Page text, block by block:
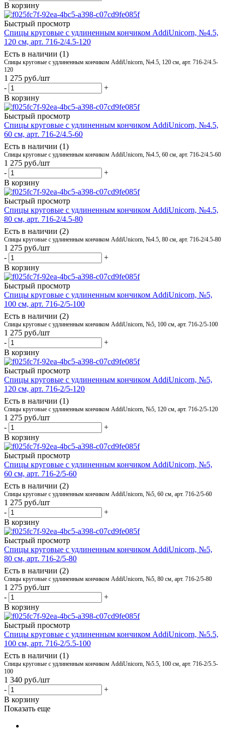
В корзину
Быстрый просмотр
Спицы круговые с удлиненным кончиком AddiUnicorn, №4.5,
120 см, арт. 716-2/4.5-120
Есть в наличии (1)
Спицы круговые с удлиненным кончиком AddiUnicorn, №4.5, 120 см, арт. 716-2/4.5-
120
1 275 руб./шт
-
+
В корзину
Быстрый просмотр
Спицы круговые с удлиненным кончиком AddiUnicorn, №4.5,
60 см, арт. 716-2/4.5-60
Есть в наличии (1)
Спицы круговые с удлиненным кончиком AddiUnicorn, №4.5, 60 см, арт. 716-2/4.5-60
1 275 руб./шт
-
+
В корзину
Быстрый просмотр
Спицы круговые с удлиненным кончиком AddiUnicorn, №4.5,
80 см, арт. 716-2/4.5-80
Есть в наличии (2)
Спицы круговые с удлиненным кончиком AddiUnicorn, №4.5, 80 см, арт. 716-2/4.5-80
1 275 руб./шт
-
+
В корзину
Быстрый просмотр
Спицы круговые с удлиненным кончиком AddiUnicorn, №5,
100 см, арт. 716-2/5-100
Есть в наличии (2)
Спицы круговые с удлиненным кончиком AddiUnicorn, №5, 100 см, арт. 716-2/5-100
1 275 руб./шт
-
+
В корзину
Быстрый просмотр
Спицы круговые с удлиненным кончиком AddiUnicorn, №5,
120 см, арт. 716-2/5-120
Есть в наличии (1)
Спицы круговые с удлиненным кончиком AddiUnicorn, №5, 120 см, арт. 716-2/5-120
1 275 руб./шт
-
+
В корзину
Быстрый просмотр
Спицы круговые с удлиненным кончиком AddiUnicorn, №5,
60 см, арт. 716-2/5-60
Есть в наличии (2)
Спицы круговые с удлиненным кончиком AddiUnicorn, №5, 60 см, арт. 716-2/5-60
1 275 руб./шт
-
+
В корзину
Быстрый просмотр
Спицы круговые с удлиненным кончиком AddiUnicorn, №5,
80 см, арт. 716-2/5-80
Есть в наличии (2)
Спицы круговые с удлиненным кончиком AddiUnicorn, №5, 80 см, арт. 716-2/5-80
1 275 руб./шт
-
+
В корзину
Быстрый просмотр
Спицы круговые с удлиненным кончиком AddiUnicorn, №5.5,
100 см, арт. 716-2/5.5-100
Есть в наличии (1)
Спицы круговые с удлиненным кончиком AddiUnicorn, №5.5, 100 см, арт. 716-2/5.5-
100
1 340 руб./шт
-
+
В корзину
Показать еще